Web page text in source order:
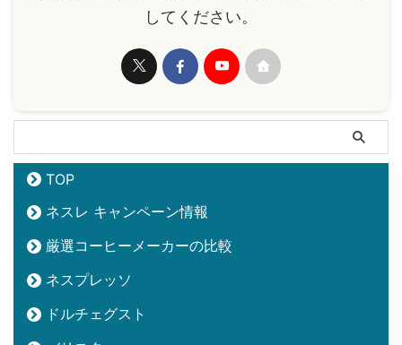
してください。
TOP
ネスレ キャンペーン情報
厳選コーヒーメーカーの比較
ネスプレッソ
ドルチェグスト